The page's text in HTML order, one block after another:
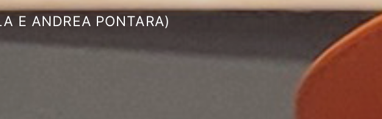
E ANDREA PONTARA)